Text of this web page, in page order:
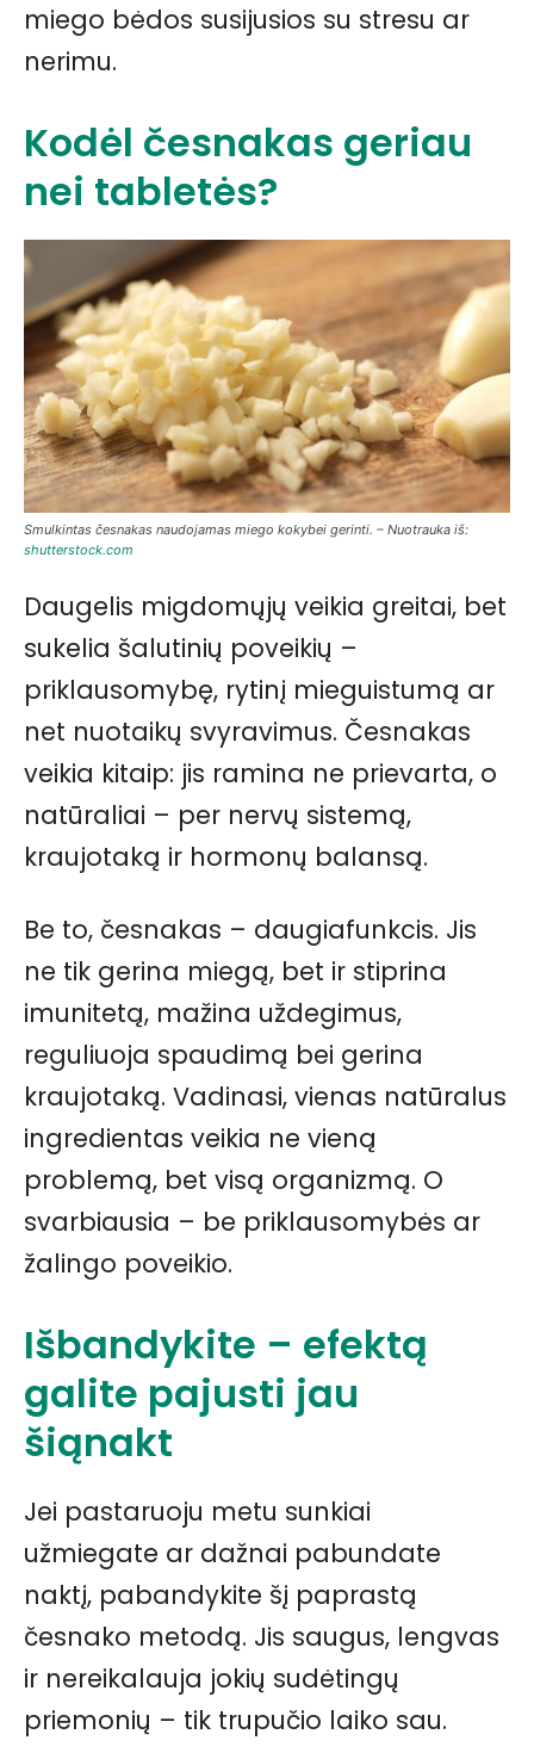
miego bėdos susijusios su stresu ar
nerimu.
Kodėl česnakas geriau
nei tabletės?
Smulkintas česnakas naudojamas miego kokybei gerinti. – Nuotrauka iš:
shutterstock.com
Daugelis migdomųjų veikia greitai, bet
sukelia šalutinių poveikių –
priklausomybę, rytinį mieguistumą ar
net nuotaikų svyravimus. Česnakas
veikia kitaip: jis ramina ne prievarta, o
natūraliai – per nervų sistemą,
kraujotaką ir hormonų balansą.
Be to, česnakas – daugiafunkcis. Jis
ne tik gerina miegą, bet ir stiprina
imunitetą, mažina uždegimus,
reguliuoja spaudimą bei gerina
kraujotaką. Vadinasi, vienas natūralus
ingredientas veikia ne vieną
problemą, bet visą organizmą. O
svarbiausia – be priklausomybės ar
žalingo poveikio.
Išbandykite – efektą
galite pajusti jau
šiąnakt
Jei pastaruoju metu sunkiai
užmiegate ar dažnai pabundate
naktį, pabandykite šį paprastą
česnako metodą. Jis saugus, lengvas
ir nereikalauja jokių sudėtingų
priemonių – tik trupučio laiko sau.